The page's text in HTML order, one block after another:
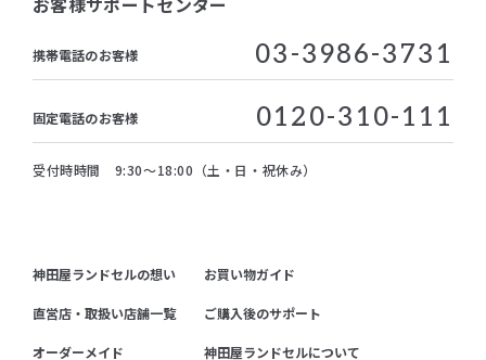
携帯電話のお客様 03-3986-3731
固定電話のお客様 0120-310-111
受付時時間 9:30～18:00（土・日・祝休み）
神田屋ランドセルの想い
直営店・取扱い店舗一覧
オーダーメイド
お買い物ガイド
ご購入後のサポート
神田屋ランドセルについて